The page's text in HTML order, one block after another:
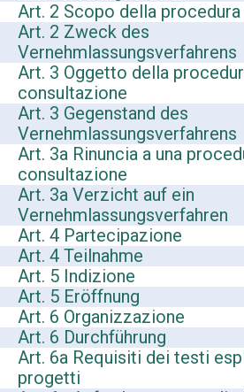
Art. 2 Scopo della
Art. 2 Zweck des
Vernehmlassungsverfahrens
Art. 3 Oggetto della
consultazione
Art. 3 Gegenstand des
Vernehmlassungsverfahrens
Art. 3a Rinuncia a una
consultazione
Art. 3a Verzicht auf ein
Vernehmlassungsverfahren
Art. 4 Partecipazione
Art. 4 Teilnahme
Art. 5 Indizione
Art. 5 Eröffnung
Art. 6 Organizzazione
Art. 6 Durchführung
Art. 6a Requisiti dei testi
progetti